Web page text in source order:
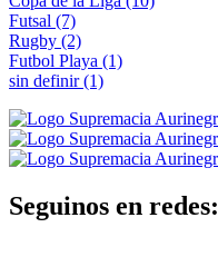
Futsal (7)
Rugby (2)
Futbol Playa (1)
sin definir(1)
Seguinos en redes: